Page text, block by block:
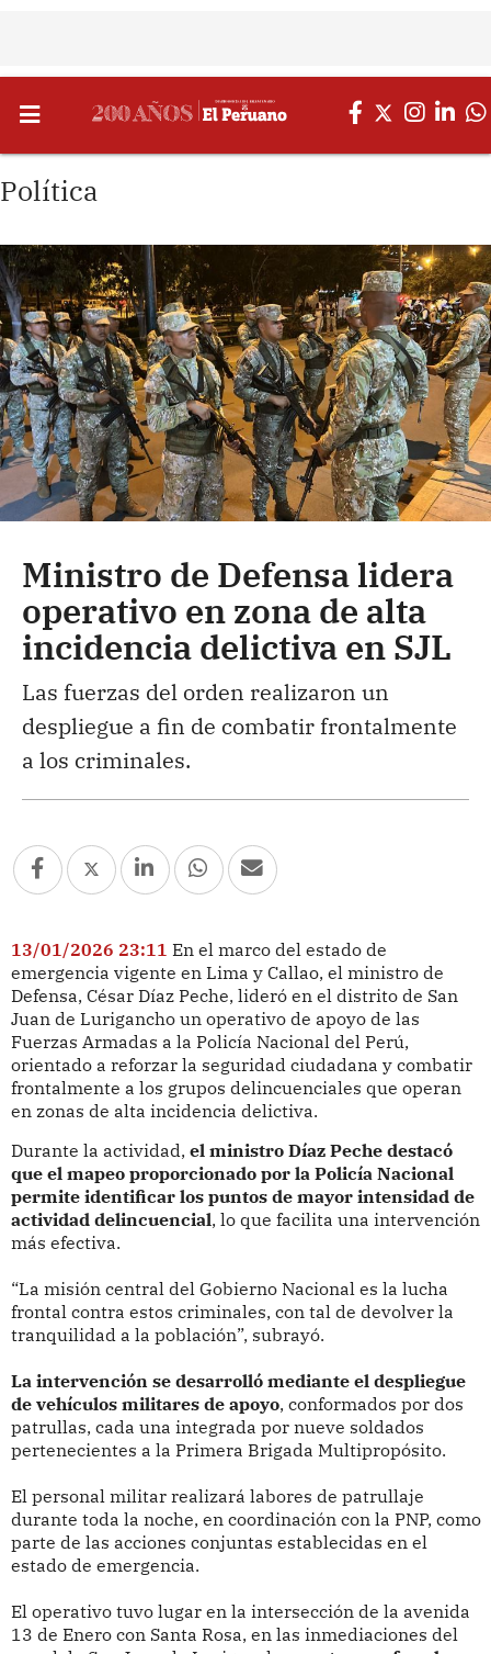
Política
Ministro de Defensa lidera
operativo en zona de alta
incidencia delictiva en SJL
Las fuerzas del orden realizaron un
despliegue a fin de combatir frontalmente
a los criminales.
13/01/2026 23:11 En el marco del estado de
emergencia vigente en Lima y Callao, el ministro de
Defensa, César Díaz Peche, lideró en el distrito de San
Juan de Lurigancho un operativo de apoyo de las
Fuerzas Armadas a la Policía Nacional del Perú,
orientado a reforzar la seguridad ciudadana y combatir
frontalmente a los grupos delincuenciales que operan
en zonas de alta incidencia delictiva.
Durante la actividad, el ministro Díaz Peche destacó
que el mapeo proporcionado por la Policía Nacional
permite identificar los puntos de mayor intensidad de
actividad delincuencial, lo que facilita una intervención
más efectiva.
“La misión central del Gobierno Nacional es la lucha
frontal contra estos criminales, con tal de devolver la
tranquilidad a la población”, subrayó.
La intervención se desarrolló mediante el despliegue
de vehículos militares de apoyo, conformados por dos
patrullas, cada una integrada por nueve soldados
pertenecientes a la Primera Brigada Multipropósito.
El personal militar realizará labores de patrullaje
durante toda la noche, en coordinación con la PNP, como
parte de las acciones conjuntas establecidas en el
estado de emergencia.
El operativo tuvo lugar en la intersección de la avenida
13 de Enero con Santa Rosa, en las inmediaciones del